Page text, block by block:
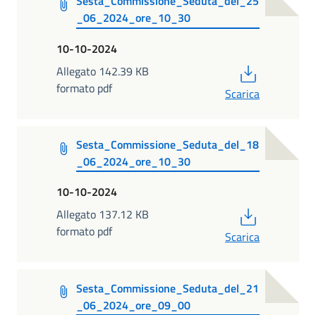
_06_2024_ore_10_30
10-10-2024
Allegato 142.39 KB
formato pdf
Scarica
Sesta_Commissione_Seduta_del_18
_06_2024_ore_10_30
10-10-2024
Allegato 137.12 KB
formato pdf
Scarica
Sesta_Commissione_Seduta_del_21
_06_2024_ore_09_00